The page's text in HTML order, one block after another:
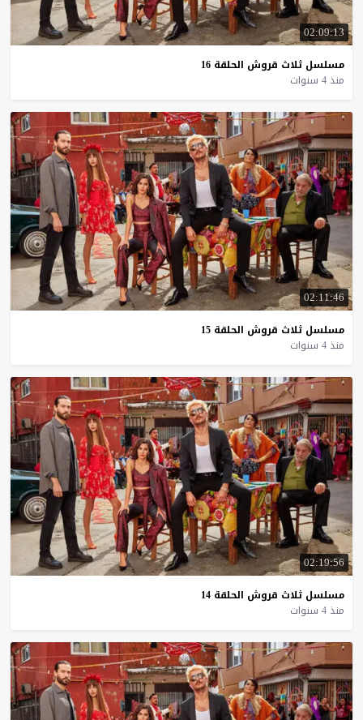
02:09:13
مسلسل ثلاث قروش الحلقة 16
منذ 4 سنوات
02:11:46
مسلسل ثلاث قروش الحلقة 15
منذ 4 سنوات
02:19:56
مسلسل ثلاث قروش الحلقة 14
منذ 4 سنوات